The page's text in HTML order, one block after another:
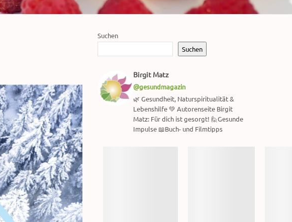
Suchen
Suchen
Birgit Matz
@gesundmagazin
🌿 Gesundheit, Naturspiritualität &
Lebenshilfe 💚 Autorenseite Birgit
Matz: Für dich ist gesorgt! 🙋Gesunde
Impulse 📖Buch- und Filmtipps